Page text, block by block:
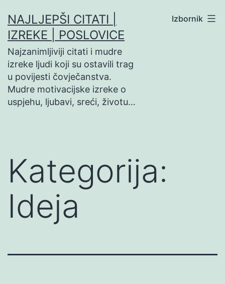
na
sadržaj
NAJLJEPŠI CITATI |
IZREKE | POSLOVICE
Najzanimljiviji citati i mudre
izreke ljudi koji su ostavili trag
u povijesti čovječanstva.
Mudre motivacijske izreke o
uspjehu, ljubavi, sreći, životu…
Izbornik
Kategorija:
Ideja